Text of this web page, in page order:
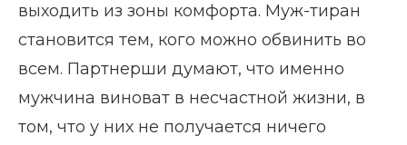
выходить из зоны комфорта. Муж-тиран
становится тем, кого можно обвинить во
всем. Партнерши думают, что именно
мужчина виноват в несчастной жизни, в
том, что у них не получается ничего